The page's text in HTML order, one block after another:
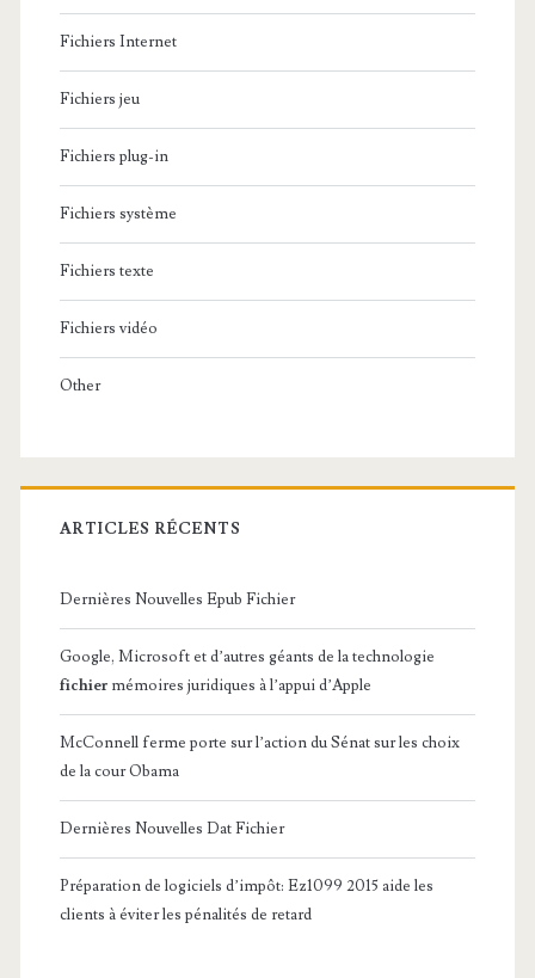
Fichiers Internet
Fichiers jeu
Fichiers plug-in
Fichiers système
Fichiers texte
Fichiers vidéo
Other
ARTICLES RÉCENTS
Dernières Nouvelles Epub Fichier
Google, Microsoft et d’autres géants de la technologie
fichier mémoires juridiques à l’appui d’Apple
McConnell ferme porte sur l’action du Sénat sur les choix
de la cour Obama
Dernières Nouvelles Dat Fichier
Préparation de logiciels d’impôt: Ez1099 2015 aide les
clients à éviter les pénalités de retard